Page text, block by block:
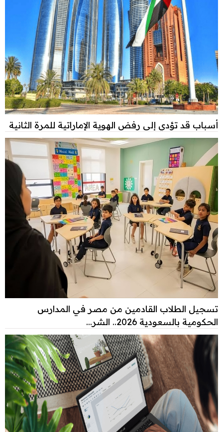
أسباب قد تؤدي إلى رفض الهوية الإماراتية للمرة الثانية
تسجيل الطلاب القادمين من مصر في المدارس
الحكومية بالسعودية 2026.. الشر...